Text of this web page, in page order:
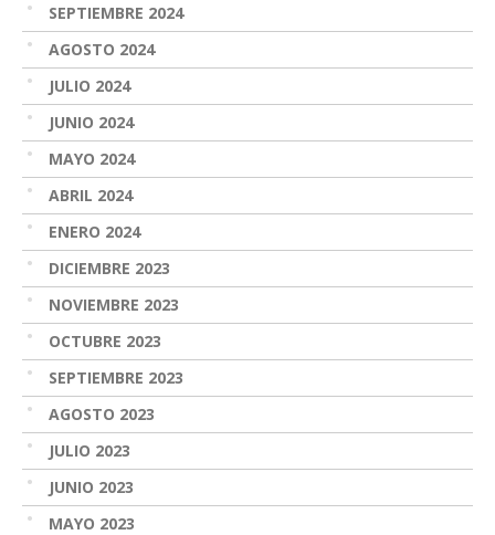
SEPTIEMBRE 2024
AGOSTO 2024
JULIO 2024
JUNIO 2024
MAYO 2024
ABRIL 2024
ENERO 2024
DICIEMBRE 2023
NOVIEMBRE 2023
OCTUBRE 2023
SEPTIEMBRE 2023
AGOSTO 2023
JULIO 2023
JUNIO 2023
MAYO 2023